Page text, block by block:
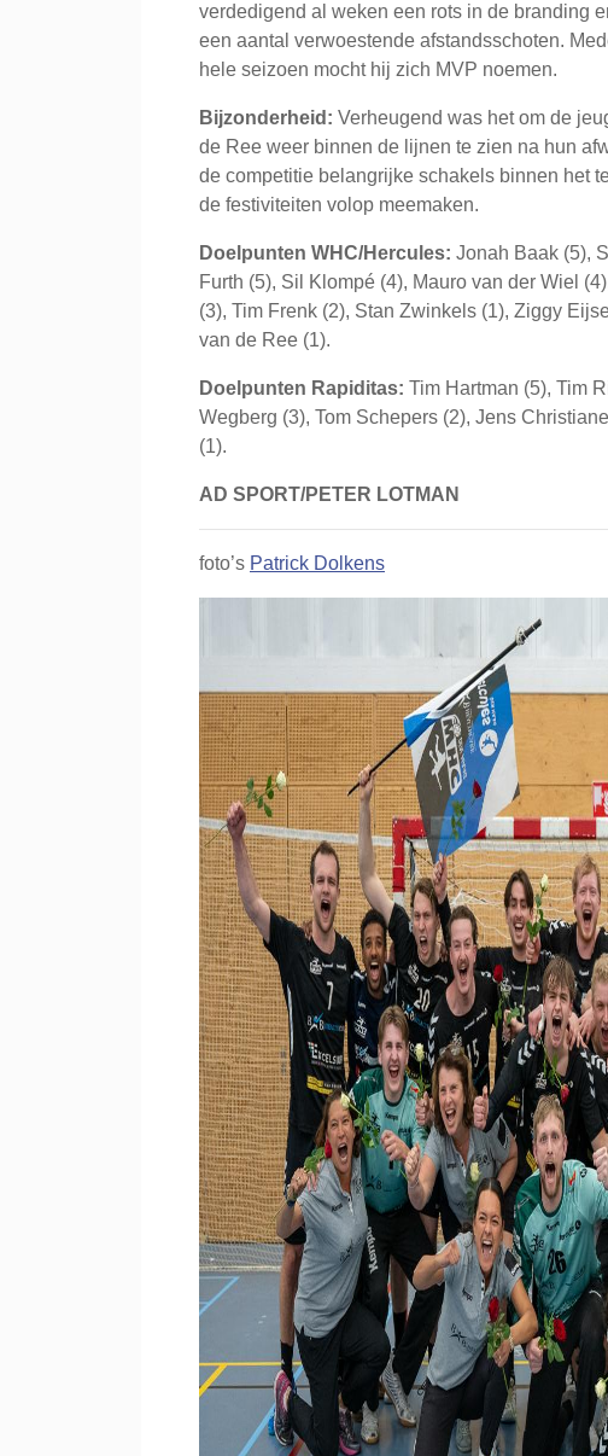
verdedigend al weken een rots in de branding
een aantal verwoestende afstandsschoten.
hele seizoen mocht hij zich MVP noemen.
Bijzonderheid: Verheugend was het om de
de Ree weer binnen de lijnen te zien na hun
de competitie belangrijke schakels binnen het
de festiviteiten volop meemaken.
Doelpunten WHC/Hercules: Jonah Baak (5),
Furth (5), Sil Klompé (4), Mauro van der Wiel
(3), Tim Frenk (2), Stan Zwinkels (1), Ziggy
van de Ree (1).
Doelpunten Rapiditas: Tim Hartman (5), Tim
Wegberg (3), Tom Schepers (2), Jens
(1).
AD SPORT/PETER LOTMAN
foto’s Patrick Dolkens